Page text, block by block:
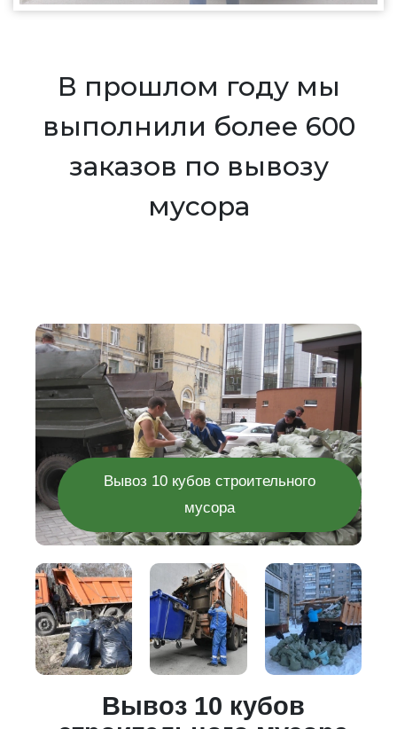
В прошлом году мы
выполнили более 600
заказов по вывозу
мусора
Вывоз 10 кубов строительного
мусора
Вывоз 10 кубов